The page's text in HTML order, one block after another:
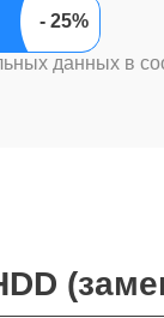
данных в